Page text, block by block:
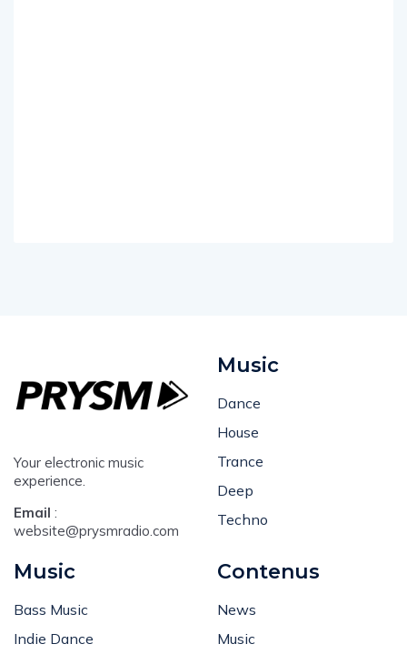
Your electronic music
experience.
Email :
website@prysmradio.com
Music
Dance
House
Trance
Deep
Techno
Music
Bass Music
Indie Dance
Contenus
News
Music